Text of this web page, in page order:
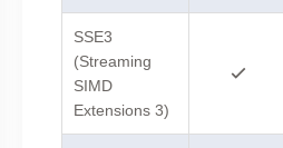
SSE3
(Streaming
SIMD
Extensions 3)